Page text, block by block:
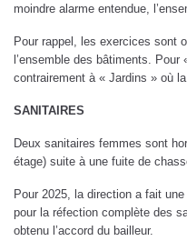
moindre alarme entendue,
Pour rappel, les exercices sont
l’ensemble des bâtiments. Pour
contrairement à « Jardins » où
SANITAIRES
Deux sanitaires femmes sont
étage) suite à une fuite de
Pour 2025, la direction a fait
pour la réfection complète des
obtenu l’accord du bailleur.